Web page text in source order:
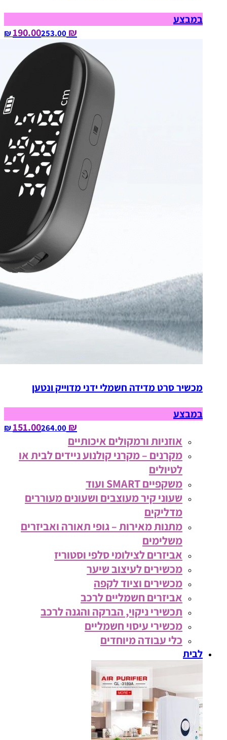
במבצע
₪ 190.00
253.00‏ ₪
מכשיר סרט מדידה חשמלי ידני מדוייק ונטען
במבצע
₪ 151.00
264.00‏ ₪
אוזניות ורמקולים איכותיים
מקרנים – מקרני קולנוע ניידים לבית או
לטיולים
משקפיים SMART ועוד
שעוני קיר מעוצבים ושעונים מעוררים
מדליקים
מתנות מאירות – גופי תאורה ואביזרים
משלימים
אביזרים לצילומי סלפי וסטוריז
מכשירים לעיצוב שיער
מכשירים וציוד לקפה
אביזרים חשמליים לרכב
תכשירי ניקוי, הברקה והגנה לרכב
מכשירי עיסוי חשמליים
כלי עבודה מיוחדים
לבית